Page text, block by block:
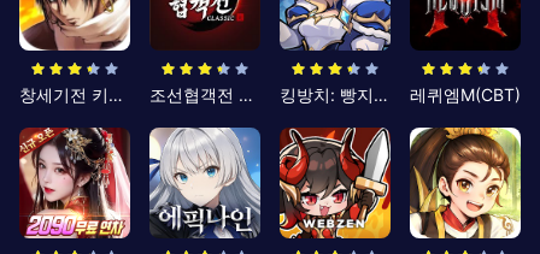
창세기전 키우기 조선협객전 클래식 킹방치: 빵지의 제왕 레퀴엠M(CBT)